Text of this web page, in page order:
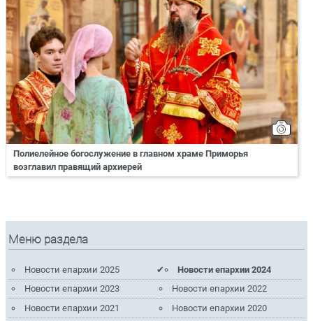
Полиелейное богослужение в главном храме Приморья
возглавил правящий архиерей
Меню раздела
Новости епархии 2025
Новости епархии 2024
Новости епархии 2023
Новости епархии 2022
Новости епархии 2021
Новости епархии 2020